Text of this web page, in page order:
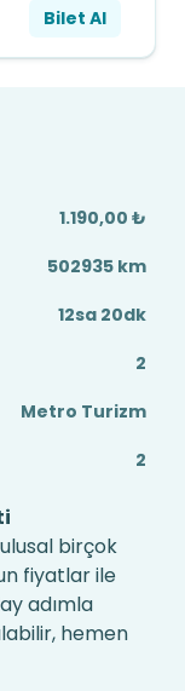
Bilet Al
1.190,00 ₺
502935 km
12sa 20dk
2
Metro Turizm
2
birçok
fiyatlar ile
adımla
hemen